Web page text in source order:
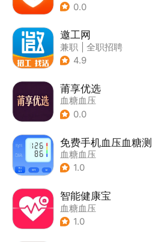
0.0
邀工网
兼职
全职招聘
4.9
莆享优选
血糖血压
0.0
免费手机血压血糖测
血糖血压
1.0
智能健康宝
血糖血压
1.0